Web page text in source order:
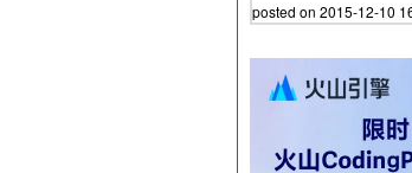
posted on 2015-12-10